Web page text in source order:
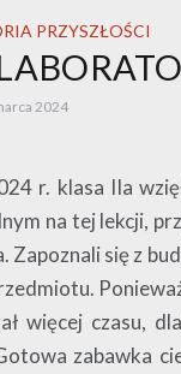
PRZYSZŁOŚCI
2024
r. klasa IIa
na tej lekcji,
Zapoznali się z
więcej czasu,
zabawka